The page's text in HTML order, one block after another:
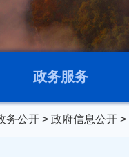
政务服务
务公开 > 政府信息公开 >